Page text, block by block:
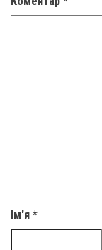
Ім'я *